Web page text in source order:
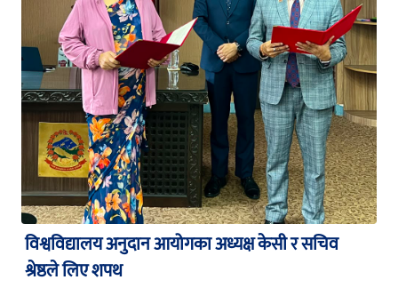
विश्वविद्यालय अनुदान आयोगका अध्यक्ष केसी र सचिव
श्रेष्ठले लिए शपथ